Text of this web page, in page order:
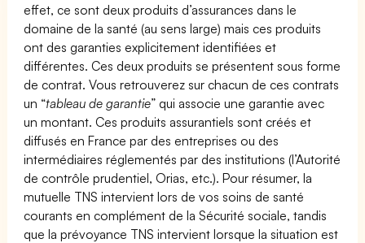
effet, ce sont deux produits d’assurances dans le
domaine de la santé (au sens large) mais ces produits
ont des garanties explicitement identifiées et
différentes. Ces deux produits se présentent sous forme
de contrat. Vous retrouverez sur chacun de ces contrats
un “tableau de garantie” qui associe une garantie avec
un montant. Ces produits assurantiels sont créés et
diffusés en France par des entreprises ou des
intermédiaires réglementés par des institutions (l’Autorité
de contrôle prudentiel, Orias, etc.). Pour résumer, la
mutuelle TNS intervient lors de vos soins de santé
courants en complément de la Sécurité sociale, tandis
que la prévoyance TNS intervient lorsque la situation est